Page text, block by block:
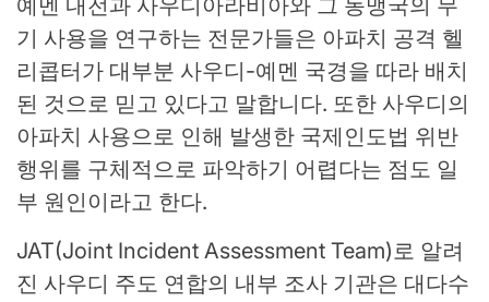
예멘 내전과 사우디아라비아와 그 동맹국의 무
기 사용을 연구하는 전문가들은 아파치 공격 헬
리콥터가 대부분 사우디-예멘 국경을 따라 배치
된 것으로 믿고 있다고 말합니다. 또한 사우디의
아파치 사용으로 인해 발생한 국제인도법 위반
행위를 구체적으로 파악하기 어렵다는 점도 일
부 원인이라고 한다.
JAT(Joint Incident Assessment Team)로 알려
진 사우디 주도 연합의 내부 조사 기관은 대다수